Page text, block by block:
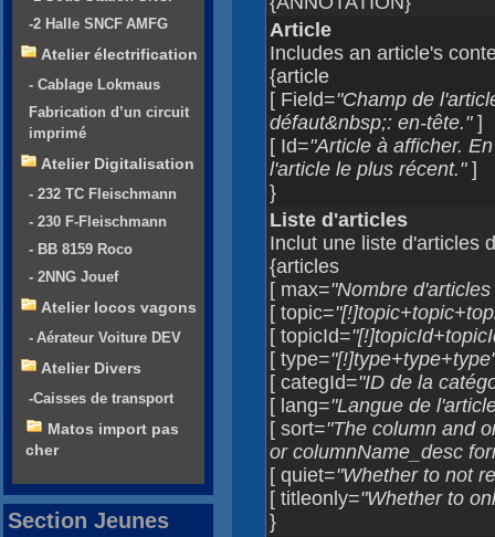
Article
Includes an article's
{article
[ Field="Champ de
défaut&nbsp;: en-tête."]
[ Id="Article à afficher.
l'article le plus récent."]
}
Liste d'articles
Inclut une liste d'articles
{articles
[ max="Nombre
[ topic=
[ topicId=
[ type=
[ categId="ID de la
[ lang="Langue de
[ sort="The column and
or columnName_desc
[ quiet="Whether to not
[ titleonly="Whether to
}
-2 Halle SNCF AMFG
Atelier électrification
- Cablage Lokmaus
Fabrication d’un circuit
imprimé
Atelier Digitalisation
- 232 TC Fleischmann
- 230 F-Fleischmann
- BB 8159 Roco
- 2NNG Jouef
Atelier locos vagons
- Aérateur Voiture DEV
Atelier Divers
-Caisses de transport
Matos import pas
cher
Section Jeunes